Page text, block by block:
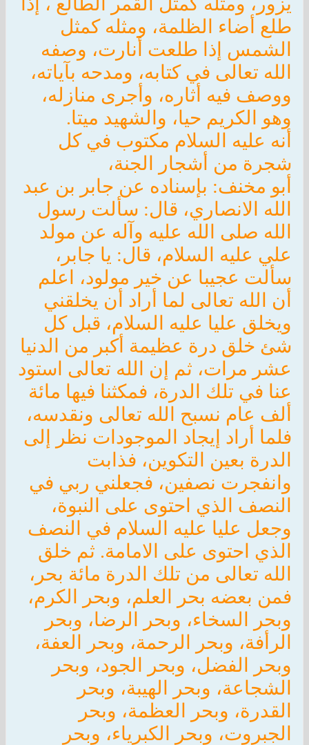
طلع أضاء الظلمة، ومثله كمثل
الشمس إذا طلعت أنارت، وصفه
الله تعالى في كتابه، ومدحه بآياته،
ووصف فيه أثاره، وأجرى منازله،
وهو الكريم حيا، والشهيد ميتا.
أنه عليه السلام مكتوب في كل
شجرة من أشجار الجنة،
أبو مخنف: بإسناده عن جابر بن عبد
الله الانصاري، قال: سألت رسول
الله صلى الله عليه وآله عن مولد
علي عليه السلام، قال: يا جابر،
سألت عجيبا عن خير مولود، اعلم
أن الله تعالى لما أراد أن يخلقني
ويخلق عليا عليه السلام، قبل كل
شئ خلق درة عظيمة أكبر من الدنيا
عشر مرات، ثم إن الله تعالى استود
عنا في تلك الدرة، فمكثنا فيها مائة
ألف عام نسبح الله تعالى ونقدسه،
فلما أراد إيجاد الموجودات نظر إلى
الدرة بعين التكوين، فذابت
وانفجرت نصفين، فجعلني ربي في
النصف الذي احتوى على النبوة،
وجعل عليا عليه السلام في النصف
الذي احتوى على الامامة. ثم خلق
الله تعالى من تلك الدرة مائة بحر،
فمن بعضه بحر العلم، وبحر الكرم،
وبحر السخاء، وبحر الرضا، وبحر
الرأفة، وبحر الرحمة، وبحر العفة،
وبحر الفضل، وبحر الجود، وبحر
الشجاعة، وبحر الهيبة، وبحر
القدرة، وبحر العظمة، وبحر
الجبروت، وبحر الكبرياء، وبحر